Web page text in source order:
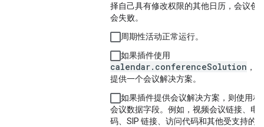
择自己具有修改权限的其他日历，会议创
会失败。
周期性活动正常运行。
如果插件使用
calendar.conferenceSolution ，
提供一个会议解决方案。
如果插件提供会议解决方案，则使用相
会议数据字段。例如，视频会议链接、电
码、SIP 链接、访问代码和其他受支持的